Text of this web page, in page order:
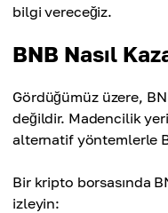
bilgi vereceğiz.
BNB Nasıl
Gördüğümüz üzere,
değildir. Madencilik
alternatif yöntemlerle
Bir kripto borsasında
izleyin: